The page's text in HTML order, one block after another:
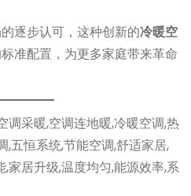
逐步认可，这种创新的冷暖空
准配置，为更多家庭带来革命
调采暖,空调连地暖,冷暖空调,热
,五恒系统,节能空调,舒适家居,
家居升级,温度均匀,能源效率,系